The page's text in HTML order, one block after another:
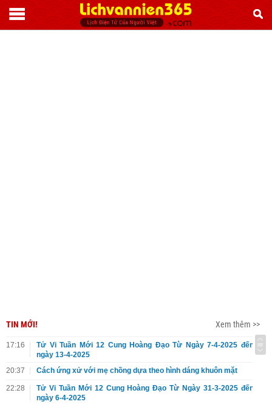
TIN MỚI! Xem thêm >>
17:16
Tử Vi Tuần Mới 12 Cung Hoàng Đạo Từ Ngày 7-4-2025 đến
ngày 13-4-2025
20:37
Cách ứng xử với mẹ chồng dựa theo hình dáng khuôn mặt
22:28
Tử Vi Tuần Mới 12 Cung Hoàng Đạo Từ Ngày 31-3-2025 đến
ngày 6-4-2025